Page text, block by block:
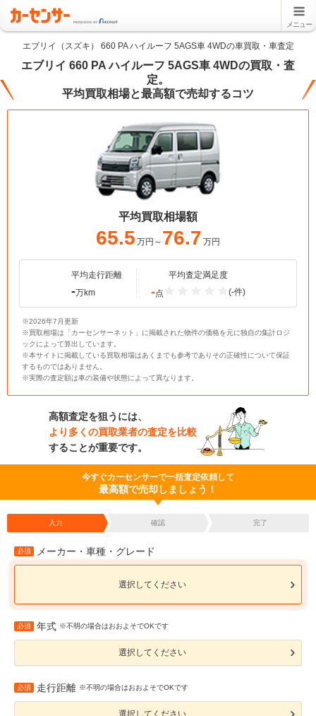
メニュー
エブリイ（スズキ） 660 PA ハイルーフ 5AGS車 4WDの車買取・車査定
エブリイ 660 PA ハイルーフ 5AGS車 4WDの買取・査
定。
平均買取相場と最高額で売却するコツ
平均買取相場額
65.5 万円～ 76.7 万円
平均走行距離
-万km
平均査定満足度
-点 (-件)
※2026年7月更新
※買取相場は「カーセンサーネット」に掲載された物件の価格を元に独自の集計ロジ
ックによって算出しています。
※本サイトに掲載している買取相場はあくまでも参考でありその正確性について保証
するものではありません。
※実際の査定額は車の装備や状態によって異なります。
高額査定を狙うには、
より多くの買取業者の査定を比較
することが重要です。
今すぐカーセンサーで一括査定依頼して
最高額で売却しましょう！
入力 確認 完了
必須 メーカー・車種・グレード
選択してください
必須 年式 ※不明の場合はおおよそでOKです
選択してください
必須 走行距離 ※不明の場合はおおよそでOKです
選択してください